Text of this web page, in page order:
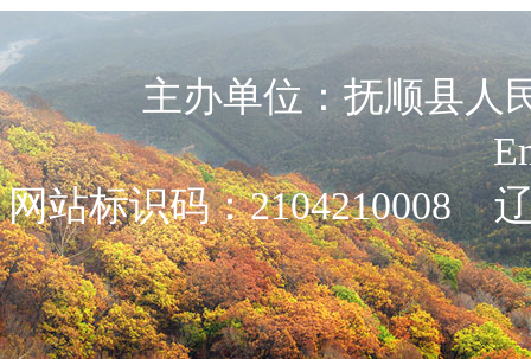
主办单位：抚顺县
网站标识码：2104210008